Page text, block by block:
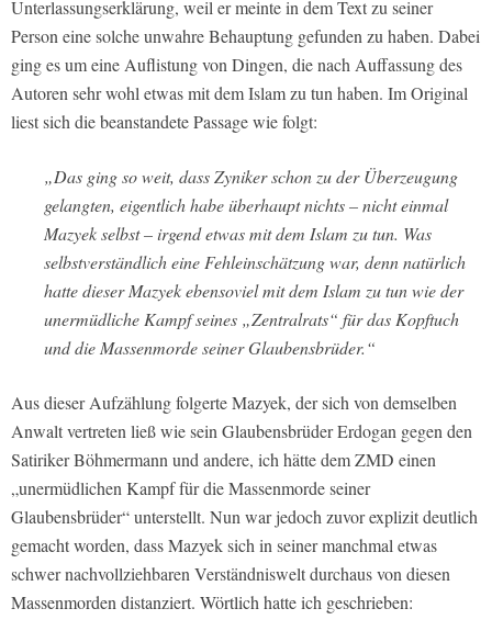
Unterlassungserklärung, weil er meinte in dem Text zu seiner
Person eine solche unwahre Behauptung gefunden zu haben. Dabei
ging es um eine Auflistung von Dingen, die nach Auffassung des
Autoren sehr wohl etwas mit dem Islam zu tun haben. Im Original
liest sich die beanstandete Passage wie folgt:
„Das ging so weit, dass Zyniker schon zu der Überzeugung
gelangten, eigentlich habe überhaupt nichts – nicht einmal
Mazyek selbst – irgend etwas mit dem Islam zu tun. Was
selbstverständlich eine Fehleinschätzung war, denn natürlich
hatte dieser Mazyek ebensoviel mit dem Islam zu tun wie der
unermüdliche Kampf seines „Zentralrats“ für das Kopftuch
und die Massenmorde seiner Glaubensbrüder.“
Aus dieser Aufzählung folgerte Mazyek, der sich von demselben
Anwalt vertreten ließ wie sein Glaubensbrüder Erdogan gegen den
Satiriker Böhmermann und andere, ich hätte dem ZMD einen
„unermüdlichen Kampf für die Massenmorde seiner
Glaubensbrüder“ unterstellt. Nun war jedoch zuvor explizit deutlich
gemacht worden, dass Mazyek sich in seiner manchmal etwas
schwer nachvollziehbaren Verständniswelt durchaus von diesen
Massenmorden distanziert. Wörtlich hatte ich geschrieben: